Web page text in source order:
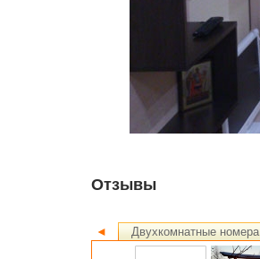
Отзывы
◄ Двухкомнатные номера